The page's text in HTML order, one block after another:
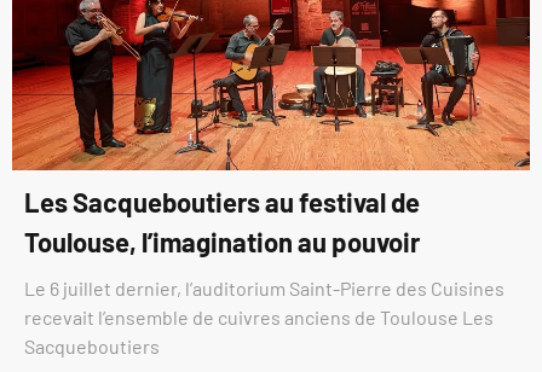
Les Sacqueboutiers au festival de
Toulouse, l’imagination au pouvoir
Le 6 juillet dernier, l’auditorium Saint-Pierre des Cuisines
recevait l’ensemble de cuivres anciens de Toulouse Les
Sacqueboutiers